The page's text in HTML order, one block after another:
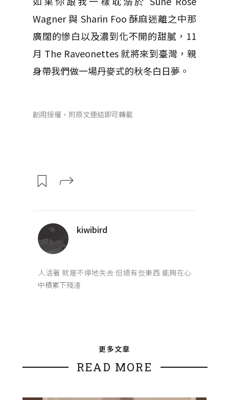
Wagner 與 Sharin Foo 酥麻迷離之中那
廣闊的慘白以及濃到化不開的甜膩，11
月 The Raveonettes 就將來到臺灣，親
身帶我們做一場丹麥式的秋冬白日夢。
創用授權，附原文連結即可轉載
kiwibird
人活著 就是不停地失去 但總有些東西 能夠在心
中積累下殘渣
更多文章
READ MORE